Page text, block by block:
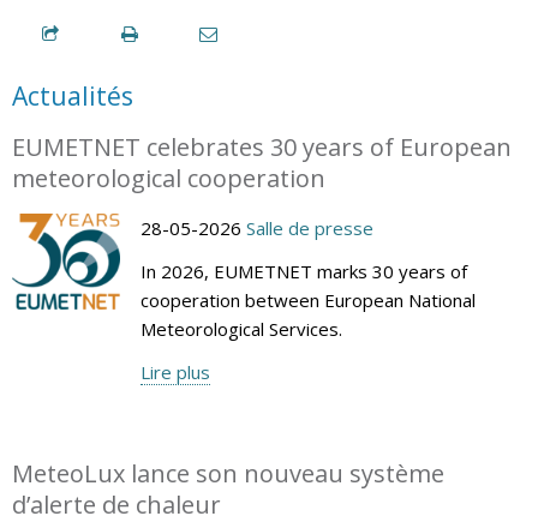
Actualités
EUMETNET celebrates 30 years of European
meteorological cooperation
28-05-2026 Salle de presse
In 2026, EUMETNET marks 30 years of
cooperation between European National
Meteorological Services.
Lire plus
MeteoLux lance son nouveau système
d’alerte de chaleur